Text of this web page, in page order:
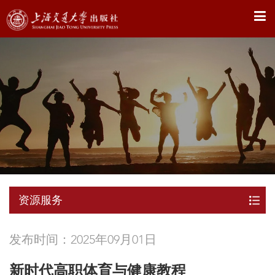
X
资源服务
发布时间：2025年09月01日
新时代高职体育与健康教程